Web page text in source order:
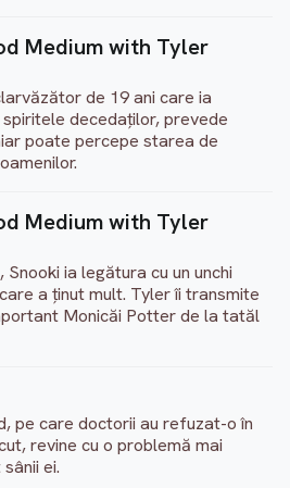
Medium with Tyler
de 19 ani care ia
decedaților, prevede
poate percepe starea de
Medium with Tyler
Snooki ia legătura cu un unchi
a ținut mult. Tyler îi transmite
Monicăi Potter de la tatăl
pe care doctorii au refuzat-o în
revine cu o problemă mai
ei.